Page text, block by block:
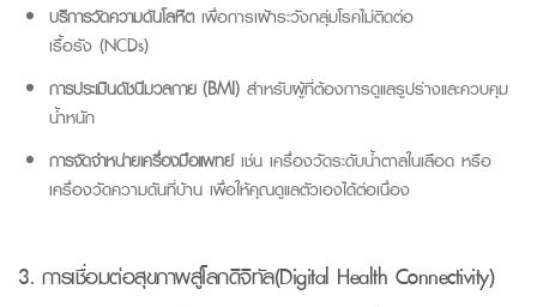
บริการวัดความดันโลหิต เพื่อการเฝ้าระวังกลุ่มโรคไม่ติดต่อ
เรื้อรัง (NCDs)
การประเมินดัชนีมวลกาย (BMI) สำหรับผู้ที่ต้องการดูแลรูปร่างและควบคุม
น้ำหนัก
การจัดจำหน่ายเครื่องมือแพทย์เช่น เครื่องวัดระดับน้ำตาลในเลือด หรือ
เครื่องวัดความดันที่บ้าน เพื่อให้คุณดูแลตัวเองได้ต่อเนื่อง
3. การเชื่อมต่อสุขภาพสู่โลกดิจิทัล(Digital Health Connectivity)